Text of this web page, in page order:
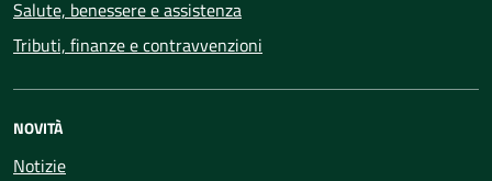
Salute, benessere e assistenza
Tributi, finanze e contravvenzioni
NOVITÀ
Notizie